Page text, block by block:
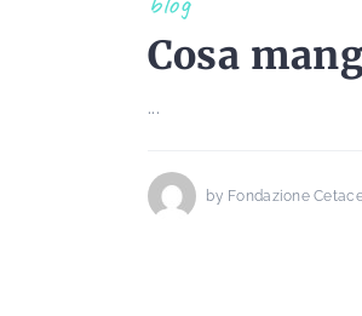
Cosa
...
by Fondazione